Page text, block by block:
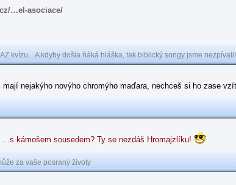
…el-asociace/
kvízu... A kdyby došla ňáká hláška, tak biblický songy jsme nezpívali!
mají nejakýho novýho chromýho maďara, nechceš si ho zase
…s kámošem sousedem? Ty se nezdáš Hromajzlíku!
za vaše posraný životy